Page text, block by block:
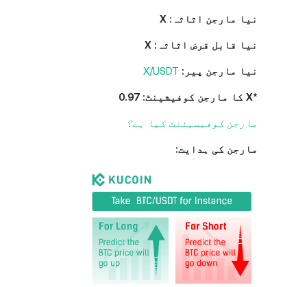
نیا مارجن اثاثہ: X
نیا قابل قرض اثاثہ: X
نیا مارجن پیر: X/USDT
*X کا مارجن کوفیشینٹ: 0.97
مارجن کوفیسیئنٹ کیا ہے؟
مارجن کی ہدایت: